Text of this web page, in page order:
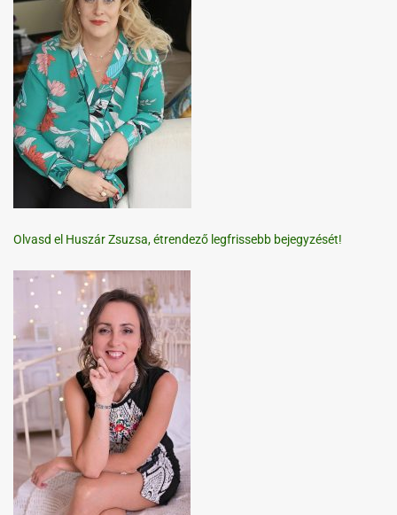
Olvasd el Huszár Zsuzsa, étrendező legfrissebb bejegyzését!